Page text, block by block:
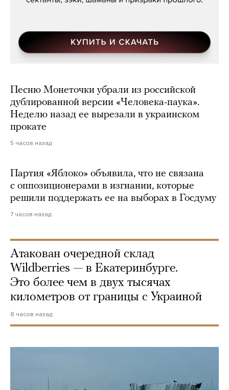
Песню Монеточки убрали из российской
дублированной версии «Человека-паука».
Неделю назад ее вырезали в украинском
прокате
5 часов назад
Партия «Яблоко» объявила, что не связана
с оппозиционерами в изгнании, которые
решили поддержать ее на выборах в Госдуму
7 часов назад
Атакован очередной склад
Wildberries — в Екатеринбурге.
Это более чем в двух тысячах
километров от границы с Украиной
8 часов назад